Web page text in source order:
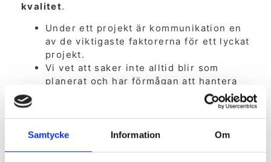
Samtycke Information Om
kvalitet.
Under ett projekt är kommunikation en
av de viktigaste faktorerna för ett lyckat
projekt.
Vi vet att saker inte alltid blir som
planerat och har förmågan att hantera
oväntade utmaningar som kan uppstå
Allt arbete utförs med högsta precision
och omsorg för att säkerställa att